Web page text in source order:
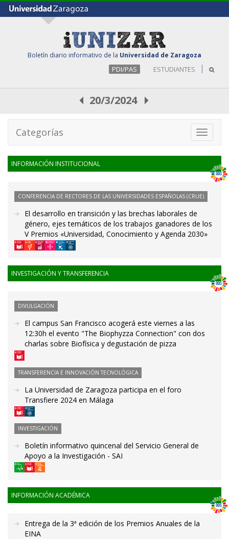
Boletín diario informativo de la Universidad de Zaragoza
PDI/PAS ESTUDIANTES
20/3/2024
Toggle
Categorías
INFORMACIÓN INSTITUCIONAL
CONFERENCIA DE RECTORES DE LAS UNIVERSIDADES ESPAÑOLAS (CRUE)
El desarrollo en transición y las brechas laborales de
género, ejes temáticos de los trabajos ganadores de los
V Premios «Universidad, Conocimiento y Agenda 2030»
INVESTIGACIÓN Y TRANSFERENCIA
DIVULGACIÓN
El campus San Francisco acogerá este viernes a las
12:30h el evento "The Biophyzza Connection" con dos
charlas sobre Biofísica y degustación de pizza
TRANSFERENCIA E INNOVACIÓN TECNOLÓGICA
La Universidad de Zaragoza participa en el foro
Transfiere 2024 en Málaga
INVESTIGACIÓN
Boletín informativo quincenal del Servicio General de
Apoyo a la Investigación - SAI
INFORMACIÓN ACADÉMICA
Entrega de la 3ª edición de los Premios Anuales de la
EINA